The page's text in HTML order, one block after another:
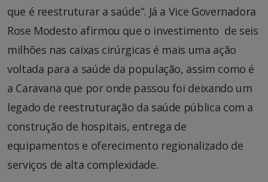
que é reestruturar a saúde”. Já a Vice Governadora
Rose Modesto afirmou que o investimento de seis
milhões nas caixas cirúrgicas é mais uma ação
voltada para a saúde da população, assim como é
a Caravana que por onde passou foi deixando um
legado de reestruturação da saúde pública com a
construção de hospitais, entrega de
equipamentos e oferecimento regionalizado de
serviços de alta complexidade.